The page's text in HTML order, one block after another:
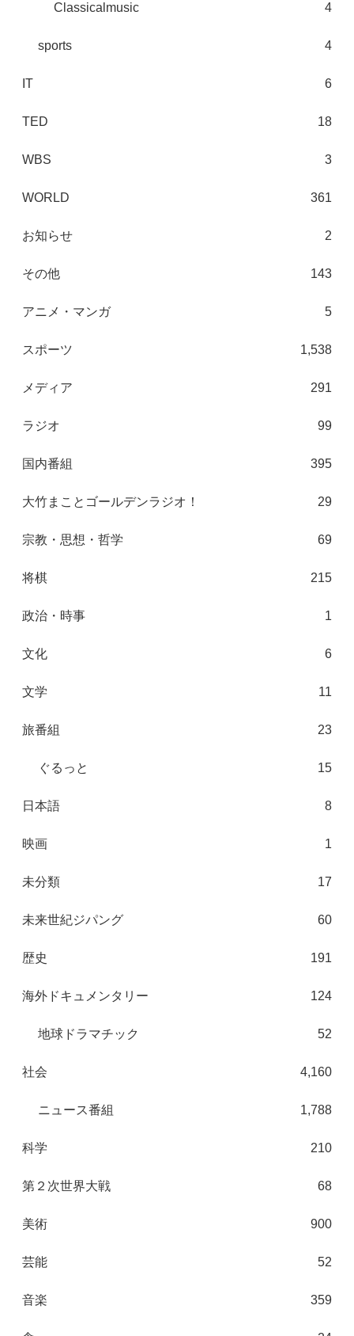
Classicalmusic 4
sports 4
IT 6
TED 18
WBS 3
WORLD 361
お知らせ 2
その他 143
アニメ・マンガ 5
スポーツ 1,538
メディア 291
ラジオ 99
国内番組 395
大竹まことゴールデンラジオ！ 29
宗教・思想・哲学 69
将棋 215
政治・時事 1
文化 6
文学 11
旅番組 23
ぐるっと 15
日本語 8
映画 1
未分類 17
未来世紀ジパング 60
歴史 191
海外ドキュメンタリー 124
地球ドラマチック 52
社会 4,160
ニュース番組 1,788
科学 210
第２次世界大戦 68
美術 900
芸能 52
音楽 359